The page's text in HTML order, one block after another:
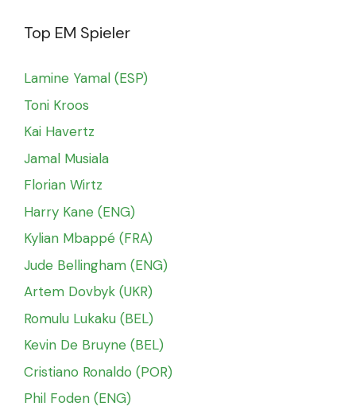
Top EM Spieler
Lamine Yamal (ESP)
Toni Kroos
Kai Havertz
Jamal Musiala
Florian Wirtz
Harry Kane (ENG)
Kylian Mbappé (FRA)
Jude Bellingham (ENG)
Artem Dovbyk (UKR)
Romulu Lukaku (BEL)
Kevin De Bruyne (BEL)
Cristiano Ronaldo (POR)
Phil Foden (ENG)